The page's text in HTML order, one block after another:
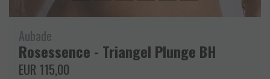
Aubade
Rosessence - Triangel Plunge BH
EUR 115,00